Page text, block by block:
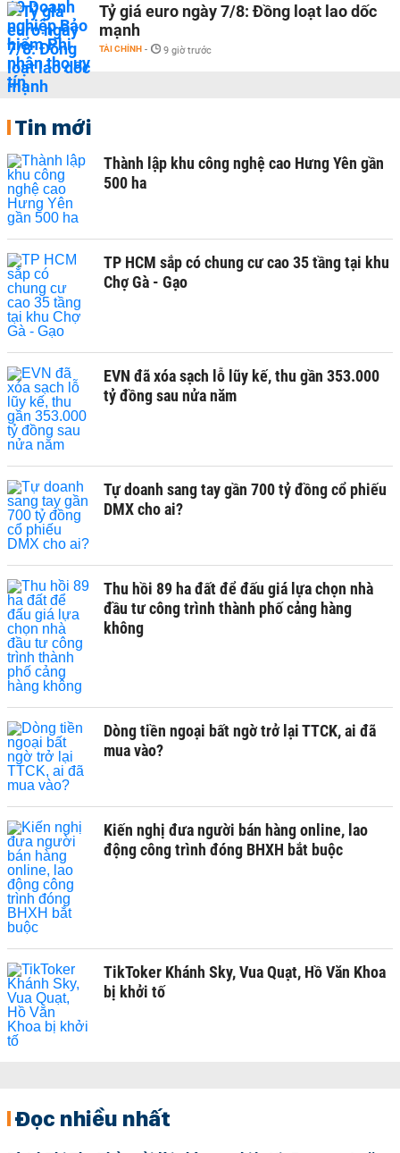
Tỷ giá euro ngày 7/8: Đồng loạt lao dốc
mạnh
TÀI CHÍNH - 9 giờ trước
Tin mới
Thành lập khu công nghệ cao Hưng Yên gần
500 ha
TP HCM sắp có chung cư cao 35 tầng tại khu
Chợ Gà - Gạo
EVN đã xóa sạch lỗ lũy kế, thu gần 353.000
tỷ đồng sau nửa năm
Tự doanh sang tay gần 700 tỷ đồng cổ phiếu
DMX cho ai?
Thu hồi 89 ha đất để đấu giá lựa chọn nhà
đầu tư công trình thành phố cảng hàng
không
Dòng tiền ngoại bất ngờ trở lại TTCK, ai đã
mua vào?
Kiến nghị đưa người bán hàng online, lao
động công trình đóng BHXH bắt buộc
TikToker Khánh Sky, Vua Quạt, Hồ Văn Khoa
bị khởi tố
Đọc nhiều nhất